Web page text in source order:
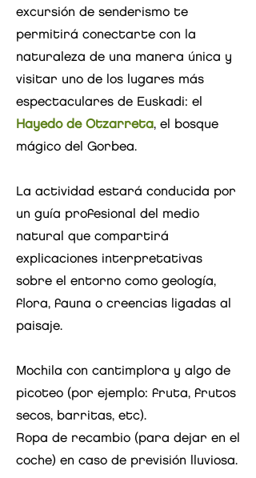
excursión de senderismo te
permitirá conectarte con la
naturaleza de una manera única y
visitar uno de los lugares más
espectaculares de Euskadi: el
Hayedo de Otzarreta, el bosque
mágico del Gorbea.
La actividad estará conducida por
un guía profesional del medio
natural que compartirá
explicaciones interpretativas
sobre el entorno como geología,
flora, fauna o creencias ligadas al
paisaje.
Mochila con cantimplora y algo de
picoteo (por ejemplo: fruta, frutos
secos, barritas, etc).
Ropa de recambio (para dejar en el
coche) en caso de previsión lluviosa.